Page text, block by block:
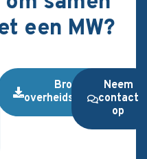
een MW?
Brochure
overheidsopdrachten
Neem
contact
op